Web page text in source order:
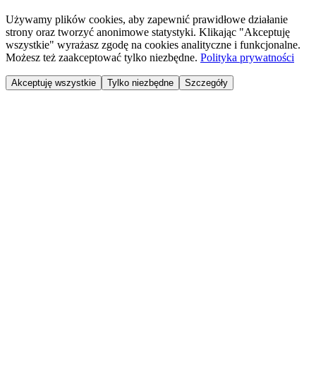
Używamy plików cookies, aby zapewnić prawidłowe działanie
strony oraz tworzyć anonimowe statystyki. Klikając "Akceptuję
wszystkie" wyrażasz zgodę na cookies analityczne i funkcjonalne.
Możesz też zaakceptować tylko niezbędne. Polityka prywatności
Akceptuję wszystkie Tylko niezbędne Szczegóły